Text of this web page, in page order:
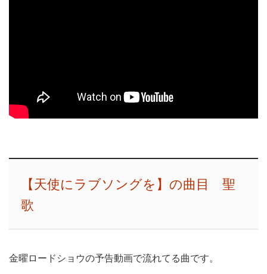
【天使にラブソングを】の曲目 聖
歌
金曜ロードショウの予告動画で流れてる曲です。